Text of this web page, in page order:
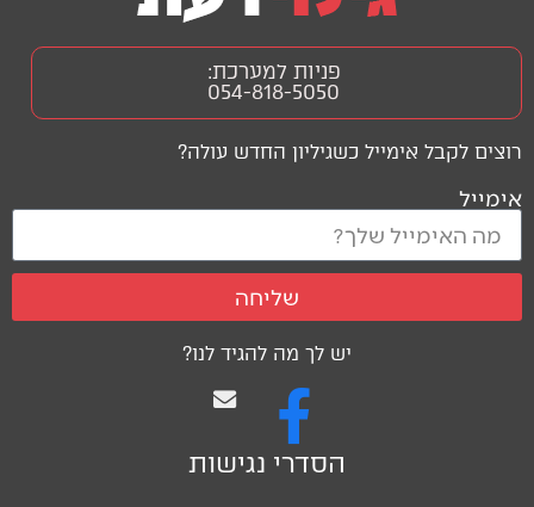
יש לך מה להגיד לנו?
הסדרי נגישות
רוצים לקבל אימייל כשגיליון החדש עולה?
אימייל
שליחה
פניות למערכת:
054-818-5050